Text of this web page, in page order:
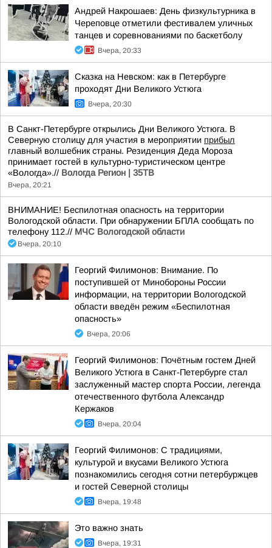
Андрей Накрошаев: День физкультурника в
Череповце отметили фестивалем уличных
танцев и соревнованиями по баскетболу
Вчера, 20:33
Сказка на Невском: как в Петербурге
проходят Дни Великого Устюга
Вчера, 20:30
В Санкт-Петербурге открылись Дни Великого Устюга. В
Северную столицу для участия в мероприятии прибыл
главный волшебник страны. Резиденция Деда Мороза
принимает гостей в культурно-туристическом центре
«Вологда».// Вологда Регион | 35ТВ
Вчера, 20:21
ВНИМАНИЕ! Беспилотная опасность на территории
Вологодской области. При обнаружении БПЛА сообщать по
телефону 112.// МЧС Вологодской области
Вчера, 20:10
Георгий Филимонов: Внимание. По
поступившей от Минобороны России
информации, на территории Вологодской
области введён режим «Беспилотная
опасность»
Вчера, 20:06
Георгий Филимонов: Почётным гостем Дней
Великого Устюга в Санкт-Петербурге стал
заслуженный мастер спорта России, легенда
отечественного футбола Александр
Кержаков
Вчера, 20:04
Георгий Филимонов: С традициями,
культурой и вкусами Великого Устюга
познакомились сегодня сотни петербуржцев
и гостей Северной столицы
Вчера, 19:48
Это важно знать
Вчера, 19:31